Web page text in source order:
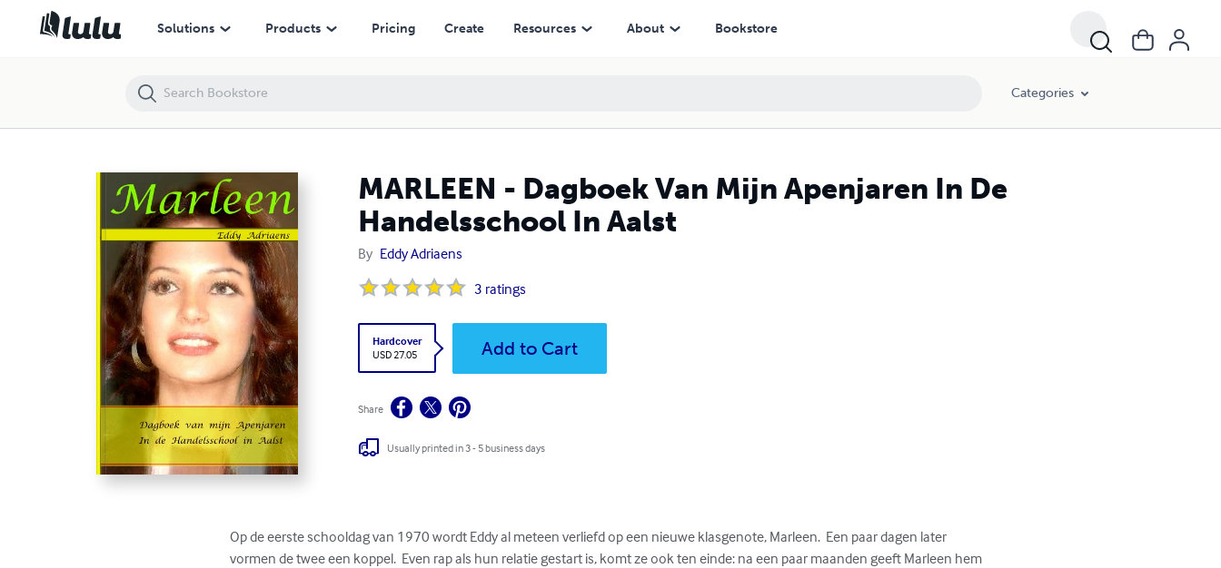
Solutions Products Pricing Create Resources About Bookstore
Categories
MARLEEN - Dagboek Van Mijn Apenjaren In De
Handelsschool In Aalst
By Eddy Adriaens
3 ratings
Hardcover
USD 27.05
Add to Cart
Share
Usually printed in 3 - 5 business days
Op de eerste schooldag van 1970 wordt Eddy al meteen verliefd op een nieuwe klasgenote, Marleen.  Een paar dagen later
vormen de twee een koppel.  Even rap als hun relatie gestart is, komt ze ook ten einde: na een paar maanden geeft Marleen hem
MARLEEN - Dagboek Van Mijn Apenjaren In De Handelsschool In Aalst